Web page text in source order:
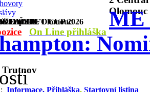
FČST
Cup IPL Olomouc
Trutnov
DEADLIFT CUP 2026
Olomouc
On Line přihláška
Trutnov
Informace, Přihláška, Startovní listina
ME